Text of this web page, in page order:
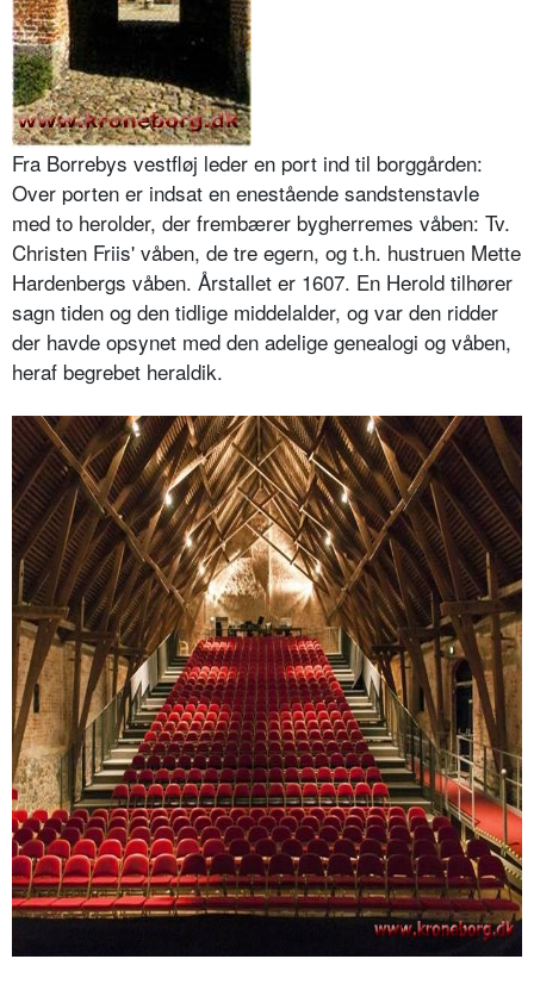
Fra Borrebys vestfløj leder en port ind til borggården:
Over porten er indsat en enestående sandstenstavle
med to herolder, der frembærer bygherremes våben: Tv.
Christen Friis' våben, de tre egern, og t.h. hustruen Mette
Hardenbergs våben. Årstallet er 1607. En Herold tilhører
sagn tiden og den tidlige middelalder, og var den ridder
der havde opsynet med den adelige genealogi og våben,
heraf begrebet heraldik.